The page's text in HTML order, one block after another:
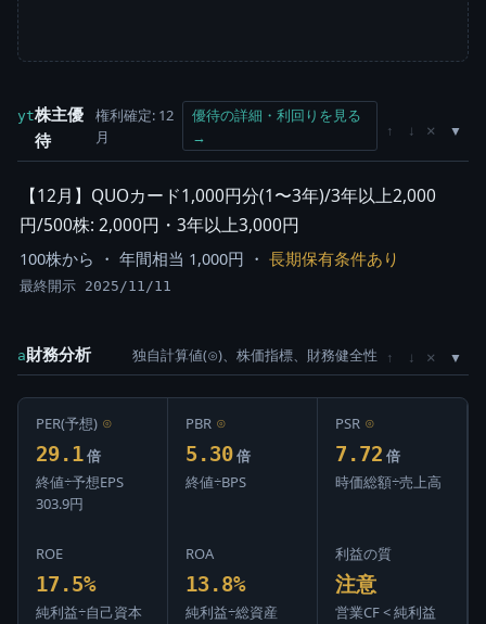
yt株主優
待
権利確定: 12
月
優待の詳細・利回りを見る
→
↑ ↓ ×
【12月】QUOカード1,000円分(1〜3年)/3年以上2,000
円/500株: 2,000円・3年以上3,000円
100株から ・ 年間相当 1,000円 ・ 長期保有条件あり
最終開示 2025/11/11
a財務分析 独自計算値(⊙)、株価指標、財務健全性 ↑ ↓ ×
PER(予想) ⊙
29.1 倍
終値÷予想EPS
303.9円
PBR ⊙
5.30 倍
終値÷BPS
PSR ⊙
7.72 倍
時価総額÷売上高
ROE
17.5%
純利益÷自己資本
ROA
13.8%
純利益÷総資産
利益の質
注意
営業CF < 純利益